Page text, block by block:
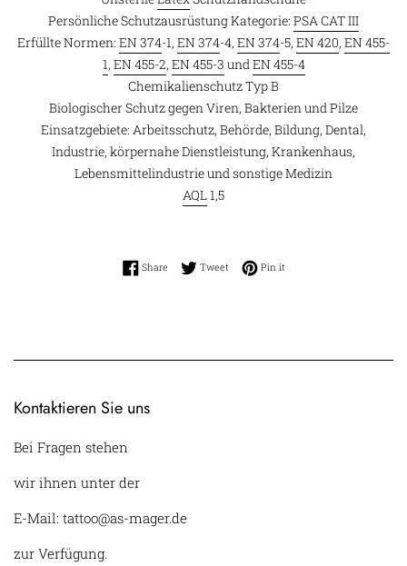
Persönliche Schutzausrüstung Kategorie: PSA CAT III
Erfüllte Normen: EN 374-1, EN 374-4, EN 374-5, EN 420, EN 455-
1, EN 455-2, EN 455-3 undEN 455-4
Chemikalienschutz Typ B
Biologischer Schutz gegen Viren, Bakterien und Pilze
Einsatzgebiete: Arbeitsschutz, Behörde, Bildung, Dental,
Industrie, körpernahe Dienstleistung, Krankenhaus,
Lebensmittelindustrie und sonstige Medizin
AQL1,5
ShareShare on Facebook
TweetTweet on Twitter
Pin itPin on Pinterest
Kontaktieren Sie uns
Bei Fragen stehen
wir ihnen unter der
E-Mail: tattoo@as-mager.de
zur Verfügung.